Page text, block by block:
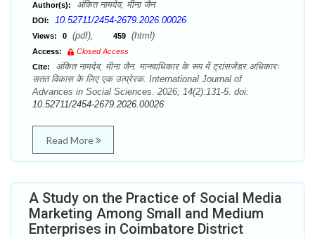
Author(s): अंकित नामदेव, मीना जैन
DOI: 10.52711/2454-2679.2026.00026
Views: 0 (pdf), 459 (html)
Access:
Closed Access
Cite:
अंकित नामदेव, मीना जैन. मानवाधिकार के रूप में ट्रांसजेंडर अधिकारः
सतत विकास के लिए एक उत्प्रेरक. International Journal of
Advances in Social Sciences. 2026; 14(2):131-5. doi:
10.52711/2454-2679.2026.00026
Read More
A Study on the Practice of Social Media
Marketing Among Small and Medium
Enterprises in Coimbatore District